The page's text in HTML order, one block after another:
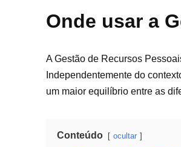
Onde usar a
A Gestão de Recursos
Independentemente do
um maior equilíbrio entre as
Conteúdo ocultar